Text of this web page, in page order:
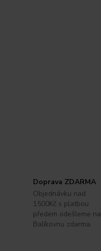
Doprava ZDARMA
Objednávku nad
1500Kč s platbou
předem odešleme na
Balíkovnu zdarma.